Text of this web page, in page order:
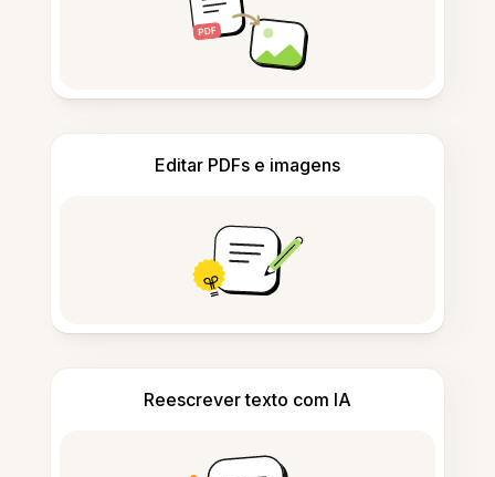
Editar PDFs e imagens
Reescrever texto com IA